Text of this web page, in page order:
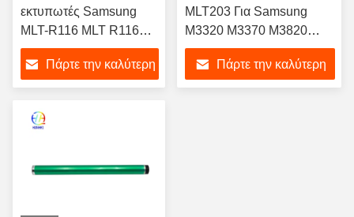
εκτυπωτές Samsung
MLT-R116 MLT R116
SL2626 2826 2676
2876Πάρτε την καλύτερη
MLT203 Για Samsung
M3320 M3370 M3820
M3870 M4020 M4024
M4070 Printer OPC Drum
Πάρτε την καλύτερη